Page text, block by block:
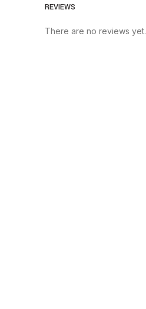
REVIEWS
There are no reviews yet.